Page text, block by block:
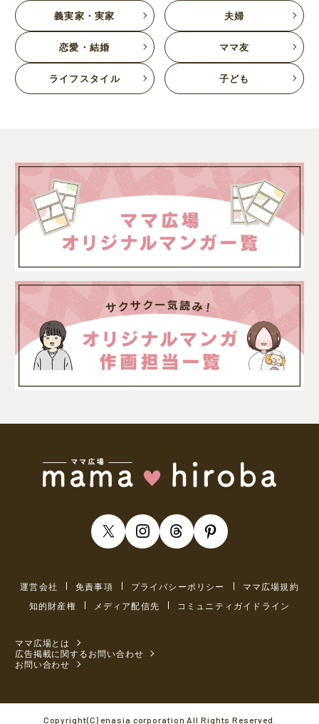
義実家・実家 夫婦
恋愛・結婚 ママ友
ライフスタイル 子ども
運営会社 免責事項 プライバシーポリシー
ママ広場規約
知的財産権
メディア配信先 コミュニティガイドライン
ママ広場とは
広告掲載に関するお問い合わせ
お問い合わせ
Copyright(C) enasia corporation All Rights Reserved.